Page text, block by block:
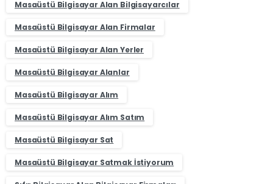
Masaüstü Bilgisayar Alan Bilgisayarcılar
Masaüstü Bilgisayar Alan Firmalar
Masaüstü Bilgisayar Alan Yerler
Masaüstü Bilgisayar Alanlar
Masaüstü Bilgisayar Alım
Masaüstü Bilgisayar Alım Satım
Masaüstü Bilgisayar Sat
Masaüstü Bilgisayar Satmak İstiyorum